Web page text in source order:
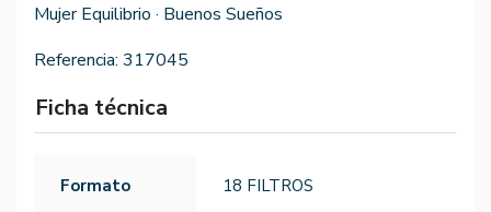
Mujer Equilibrio · Buenos Sueños
Referencia: 317045
Ficha técnica
Formato 18 FILTROS